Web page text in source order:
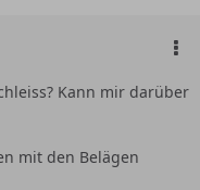
Kann mir darüber
mit den Belägen